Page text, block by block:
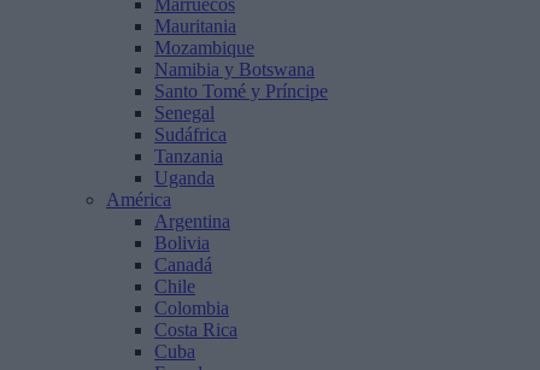
Marruecos
Mauritania
Mozambique
Namibia y Botswana
Santo Tomé y Príncipe
Senegal
Sudáfrica
Tanzania
Uganda
América
Argentina
Bolivia
Canadá
Chile
Colombia
Costa Rica
Cuba